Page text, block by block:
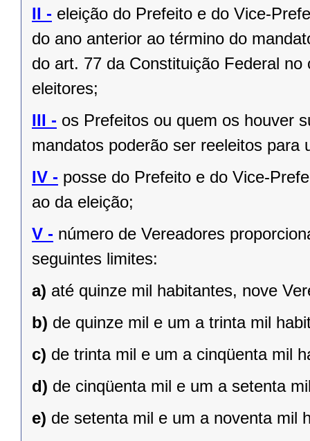
II - eleição do Prefeito e do Vice-
do ano anterior ao término do
do art. 77 da Constituição Federal
eleitores;
III - os Prefeitos ou quem os houver
mandatos poderão ser reeleitos para
IV - posse do Prefeito e do Vice-
ao da eleição;
V - número de Vereadores
seguintes limites:
a) até quinze mil habitantes, nove
b) de quinze mil e um a trinta mil
c) de trinta mil e um a cinqüenta mil
d) de cinqüenta mil e um a setenta
e) de setenta mil e um a noventa mil